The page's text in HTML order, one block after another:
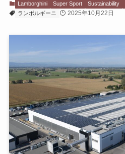
Lamborghini Super Sport Sustainability
ランボルギーニ
2025年10月22日